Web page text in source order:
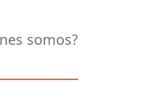
somos?